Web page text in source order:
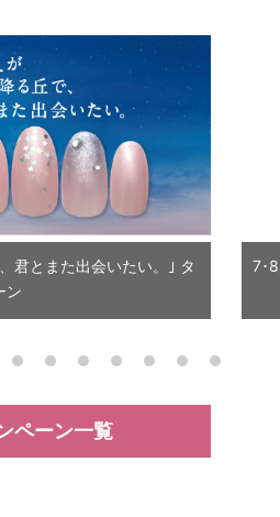
君とまた出会いたい。｣ タ
ン
7･
ペーン一覧